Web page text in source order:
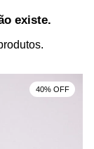
existe.
40% OFF